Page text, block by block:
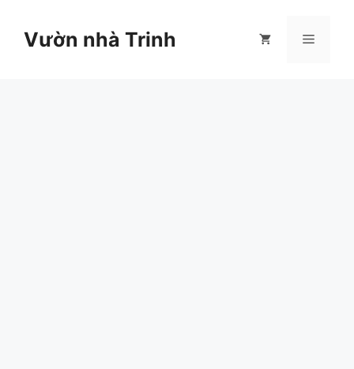
Vườn nhà Trinh Menu